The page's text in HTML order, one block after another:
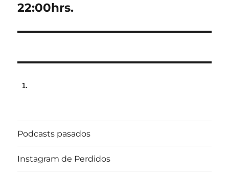
22:00hrs.
Podcasts pasados
Instagram de Perdidos